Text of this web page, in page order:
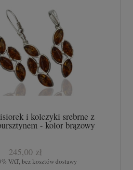
i kolczyki srebrne z
- kolor brązowy
245,00 zł
VAT, bez kosztów dostawy